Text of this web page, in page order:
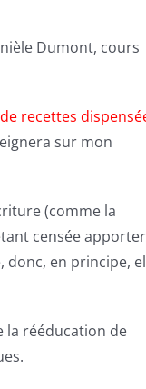
Dumont, cours
recettes
sur mon
(comme la
censée apporter
donc, en principe,
rééducation de